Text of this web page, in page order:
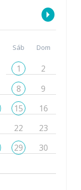
Sáb Dom
1
2
8
9
15
16
22
23
29
30